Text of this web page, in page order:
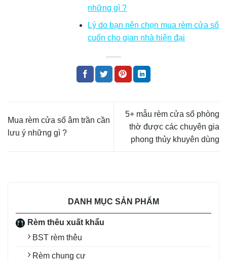
DANH MỤC SẢN PHẨM
Rèm thêu xuất khẩu
BST rèm thêu
Rèm chung cư
những gì ?
Lý do bạn nên chọn mua rèm cửa sổ
cuốn cho gian nhà hiện đại
Mua rèm cửa sổ âm trần cần
lưu ý những gì ?
5+ mẫu rèm cửa sổ phòng
thờ được các chuyên gia
phong thủy khuyên dùng